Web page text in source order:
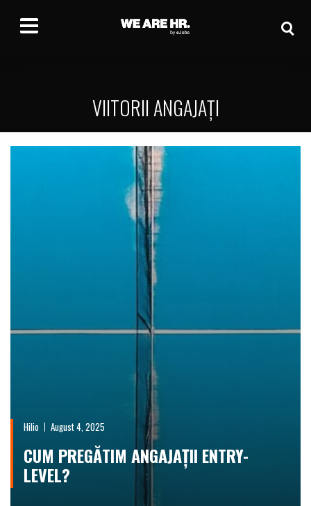
VIITORII ANGAJAȚI
Hilio August 4, 2025
CUM PREGĂTIM ANGAJAȚII ENTRY-
LEVEL?